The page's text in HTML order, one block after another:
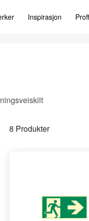
Inspirasjon
8 Produkter